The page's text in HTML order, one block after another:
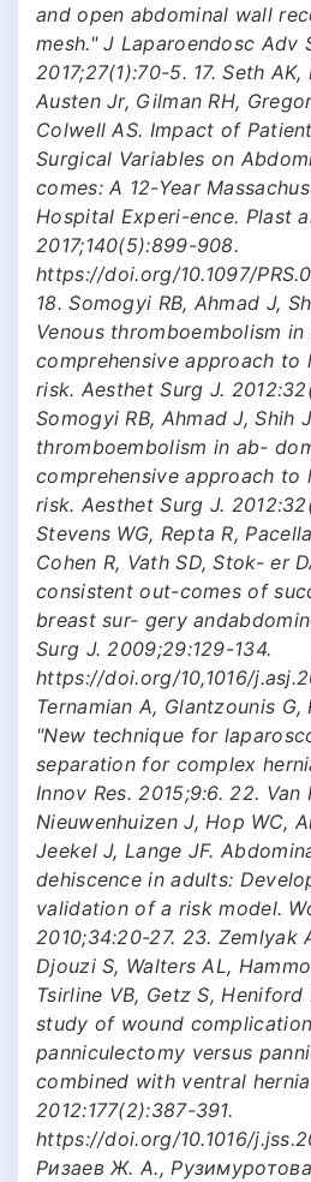
and open abdominal wall
mesh." J Laparoendosc Adv
2017;27(1):70-5. 17. Seth
Austen Jr, Gilman RH,
Colwell AS. Impact of
Surgical Variables on
comes: A 12-Year
Hospital Experi-ence. Plast
2017;140(5):899-908.
https://doi.org/10.1097/
18. Somogyi RB, Ahmad J,
Venous thromboembolism
comprehensive approach to
risk. Aesthet Surg J.
Somogyi RB, Ahmad J, Shih
thromboembolism in ab-
comprehensive approach to
risk. Aesthet Surg J.
Stevens WG, Repta R,
Cohen R, Vath SD, Stok- er
consistent out-comes of
breast sur- gery
Surg J. 2009;29:129-134.
https://doi.org/10,1016/
Ternamian A, Glantzounis G,
"New technique for
separation for complex
Innov Res. 2015;9:6. 22. Van
Nieuwenhuizen J, Hop WC,
Jeekel J, Lange JF.
dehiscence in adults:
validation of a risk model.
2010;34:20-27. 23. Zemlyak
Djouzi S, Walters AL,
Tsirline VB, Getz S,
study of wound
panniculectomy versus
combined with ventral
2012:177(2):387-391.
https://doi.org/10.1016/
Ризаев Ж. А.,